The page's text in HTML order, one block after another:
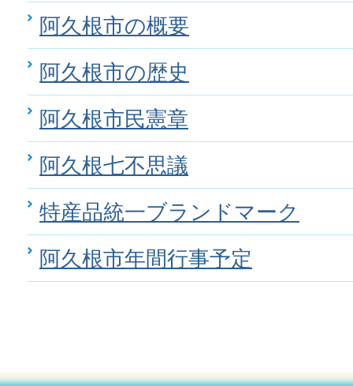
阿久根市の概要
阿久根市の歴史
阿久根市民憲章
阿久根七不思議
特産品統一ブランドマーク
阿久根市年間行事予定